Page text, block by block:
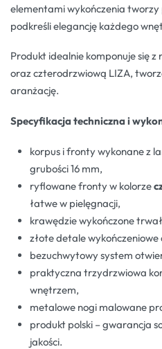
elementami wykończenia
podkreśli elegancję każdego
Produkt idealnie komponuje się
oraz czterodrzwiową LIZA,
aranżację.
Specyfikacja techniczna i
korpus i fronty wykonane z
grubości 16 mm,
ryflowane fronty w kolorze
łatwe w pielęgnacji,
krawędzie wykończone
złote detale
bezuchwytowy system
praktyczna trzydrzwiowa
wnętrzem,
metalowe nogi malowane
produkt polski – gwarancja
jakości.